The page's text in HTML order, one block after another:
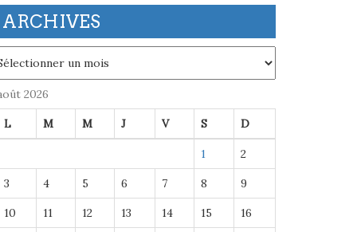
ARCHIVES
2026
L M M J V S D
1 2
3 4 5 6 7 8 9
10 11 12 13 14 15 16